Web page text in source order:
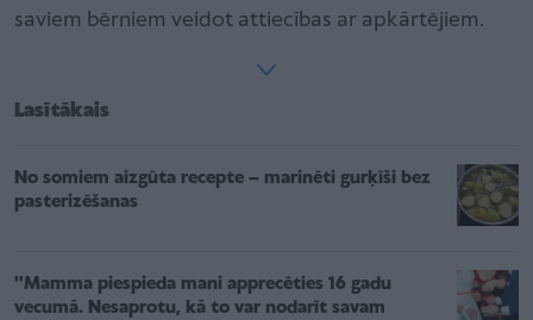
saviem bērniem veidot attiecības ar apkārtējiem.
Lasītākais
No somiem aizgūta recepte – marinēti gurķīši bez
pasterizēšanas
''Mamma piespieda mani apprecēties 16 gadu
vecumā. Nesaprotu, kā to var nodarīt savam